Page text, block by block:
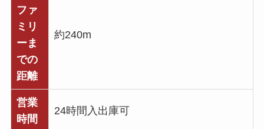
ファ
ミリ
ーま
での
距離
約240m
営業
時間
24時間入出庫可